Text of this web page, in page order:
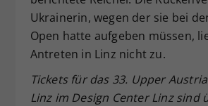
Ukrainerin, wegen der sie bei
Open hatte aufgeben müssen,
Antreten in Linz nicht zu.
Tickets für das 33. Upper
Linz im Design Center Linz sind